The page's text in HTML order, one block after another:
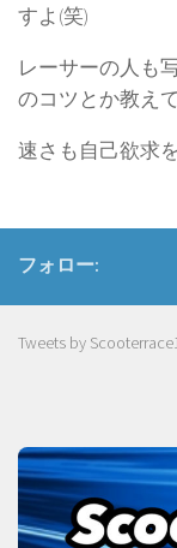
すよ(笑)
レーサーの人も
のコツとか教え
速さも自己欲求
フォロー:
Tweets by